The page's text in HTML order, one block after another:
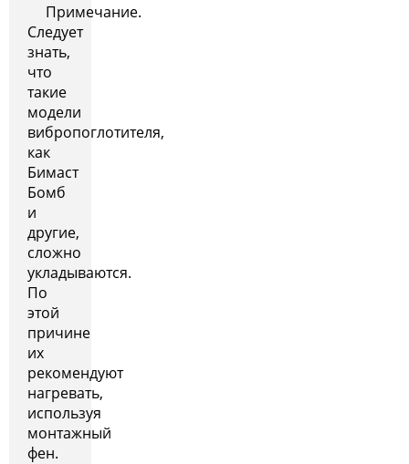
Примечание.
Следует
знать,
что
такие
модели
вибропоглотителя,
как
Бимаст
Бомб
и
другие,
сложно
укладываются.
По
этой
причине
их
рекомендуют
нагревать,
используя
монтажный
фен.